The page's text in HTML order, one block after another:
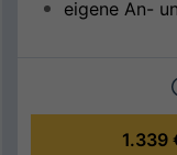
eigene An-
1.339